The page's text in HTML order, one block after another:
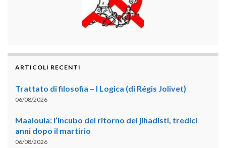
ARTICOLI RECENTI
Trattato di filosofia – I Logica (di Régis Jolivet)
06/08/2026
Maaloula: l’incubo del ritorno dei jihadisti, tredici
anni dopo il martirio
06/08/2026